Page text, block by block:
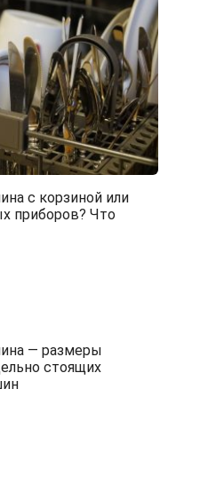
с корзиной или
приборов? Что
— размеры
стоящих